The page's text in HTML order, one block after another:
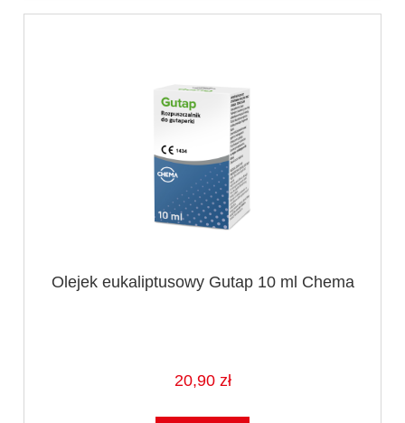
Olejek eukaliptusowy Gutap 10 ml Chema
20,90 zł